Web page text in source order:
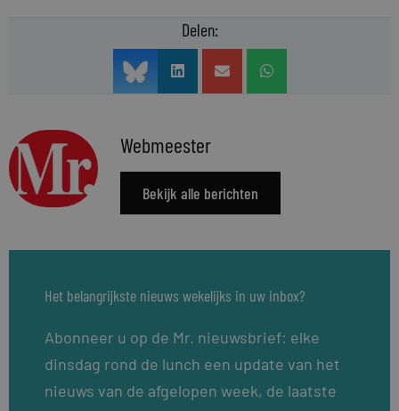
Delen:
Webmeester
Bekijk alle berichten
Het belangrijkste nieuws wekelijks in uw inbox?
Abonneer u op de Mr. nieuwsbrief: elke
dinsdag rond de lunch een update van het
nieuws van de afgelopen week, de laatste